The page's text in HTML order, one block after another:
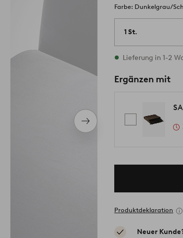
Nächstes
Produkt
Farbe: Dunkelgrau/
1 St.
Vorrätig
Lieferung in 1-2
Ergänzen mit
Produktdeklaration
Neuer